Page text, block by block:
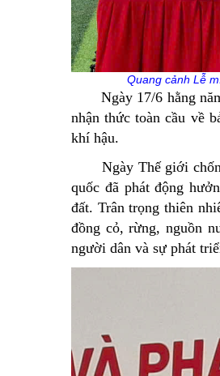
Quang cảnh Lễ
Ngày 17/6 hằng năm
nhận thức toàn cầu về
khí hậu.
Ngày Thế giới
quốc đã phát động
đất. Trân trọng thiên
đồng cỏ, rừng, nguồn
người dân và sự phát